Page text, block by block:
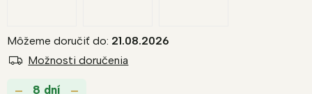
8 dní
Môžeme doručiť do: 21.08.2026
Možnosti doručenia